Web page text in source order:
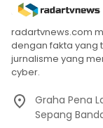
radartvnews.com
dengan fakta yang
jurnalisme yang
cyber.
Graha Pena
Sepang